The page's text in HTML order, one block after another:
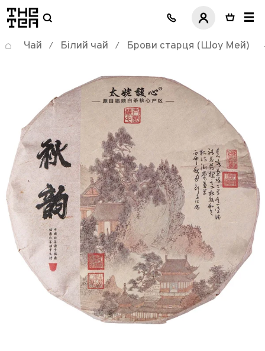
логотип
Чай / Білий чай / Брови старця (Шоу Мей)